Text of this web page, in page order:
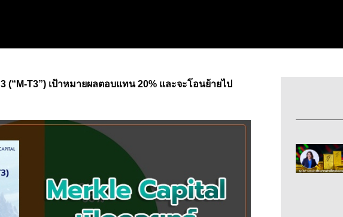
(“M-T3”) เป้าหมายผลตอบแทน 20% และจะโอนย้ายไป